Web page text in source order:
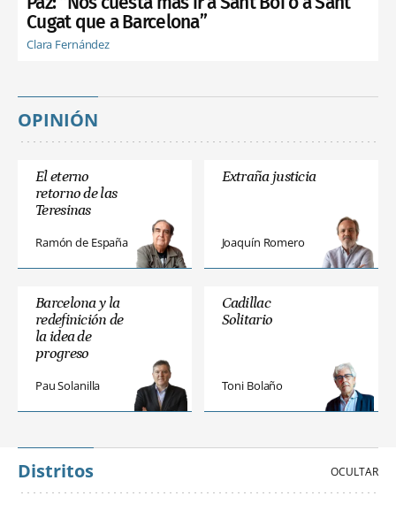
Cugat que a Barcelona”
Clara Fernández
OPINIÓN
El eterno
retorno de las
Teresinas
Ramón de España
Extraña justicia
Joaquín Romero
Barcelona y la
redefinición de
la idea de
progreso
Pau Solanilla
Cadillac
Solitario
Toni Bolaño
Distritos